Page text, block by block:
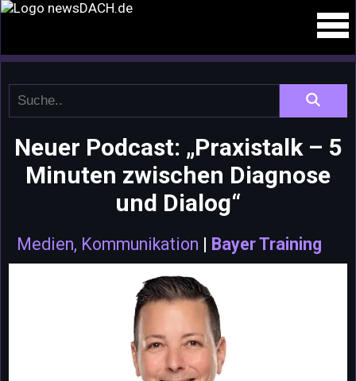
Neuer Podcast: „Praxistalk – 5
Minuten zwischen Diagnose
und Dialog“
Medien, Kommunikation | Bayer Training